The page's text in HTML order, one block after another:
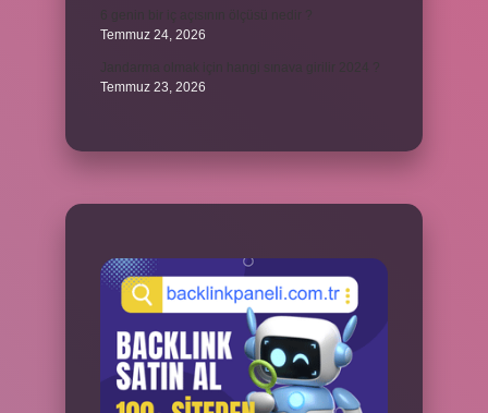
Temmuz 24, 2026
Temmuz 23, 2026